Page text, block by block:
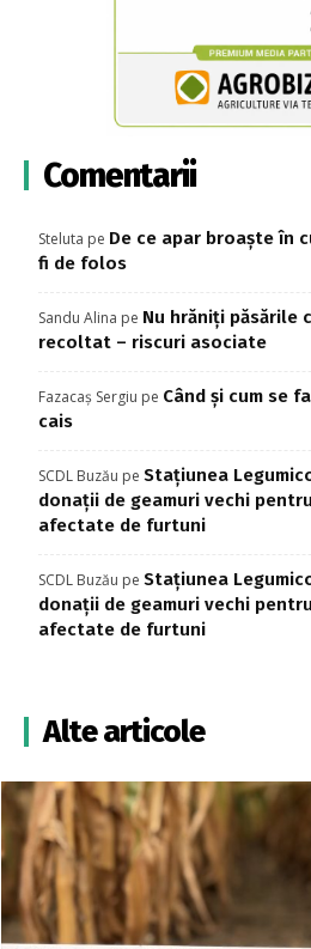
Comentarii
Steluta pe De ce apar broaște în
fi de folos
Sandu Alina pe Nu hrăniți păsările
recoltat – riscuri asociate
Fazacaș Sergiu pe Când și cum se
cais
SCDL Buzău pe Stațiunea
donații de geamuri vechi
afectate de furtuni
SCDL Buzău pe Stațiunea
donații de geamuri vechi
afectate de furtuni
Alte articole